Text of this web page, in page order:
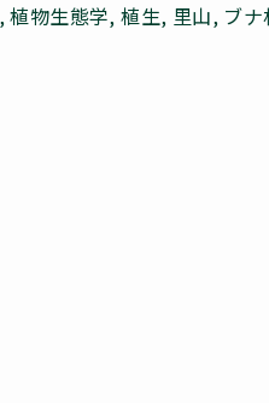
物生態学, 植生, 里山, ブ